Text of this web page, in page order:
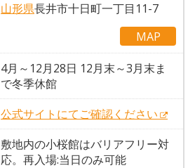
山形県長井市十日町一丁目11-7
MAP
4月～12月28日 12月末～3月末ま
で冬季休館
公式サイトにてご確認ください
敷地内の小桜館はバリアフリー対
応。再入場:当日のみ可能